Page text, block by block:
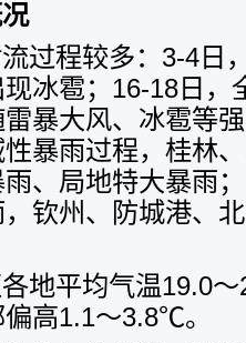
过程较多：3-4日
冰雹；16-18日，
暴大风、冰雹等
暴雨过程，桂林
、局地特大暴雨
钦州、防城港、
地平均气温19.0
高1.1～3.8℃。